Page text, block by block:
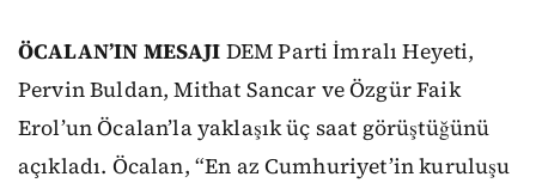
ÖCALAN’IN MESAJI DEM Parti İmralı Heyeti,
Pervin Buldan, Mithat Sancar ve Özgür Faik
Erol’un Öcalan’la yaklaşık üç saat görüştüğünü
açıkladı. Öcalan, “En az Cumhuriyet’in kuruluşu